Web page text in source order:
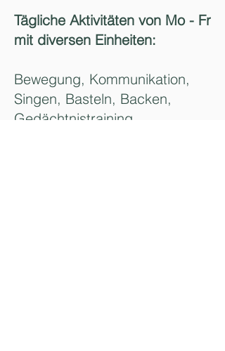
Tägliche Aktivitäten von Mo - Fr
mit diversen Einheiten:
Bewegung, Kommunikation,
Singen, Basteln, Backen,
Gedächtnistraining,